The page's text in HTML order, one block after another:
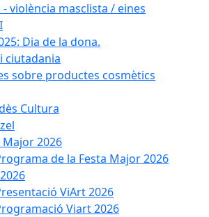
- violència masclista / eines
Dia de la dona.
ciutadania
sobre productes cosmètics
Cultura
Major 2026
de la Festa Major 2026
ViArt 2026
Viart 2026